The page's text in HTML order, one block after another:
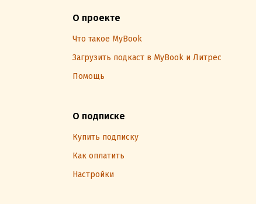
О проекте
Что такое MyBook
Загрузить подкаст в MyBook и Литрес
Помощь
О подписке
Купить подписку
Как оплатить
Настройки